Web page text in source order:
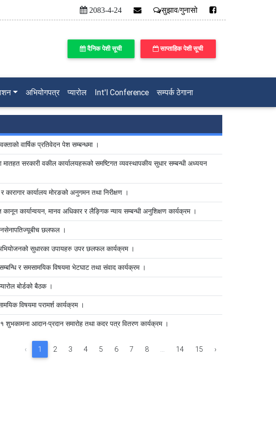
2083-4-24 सुझाव/गुनासो
दैनिक पेशी सूची साप्ताहिक पेशी सूची
अभियोगपत्र प्यारोल Int'l Conference सम्पर्क ठेगाना
वार्षिक प्रतिवेदन पेश सम्बन्धमा ।
मातहत सरकारी वकील कार्यालयहरूको समष्टिगत व्यवस्थापकीय सुधार सम्बन्धी अध्ययन
कारागार कार्यालय मोरङको अनुगमन तथा निरीक्षण ।
कार्यान्वयन, मानव अधिकार र लैङ्गिक न्याय सम्बन्धी अनुशिक्षण कार्यक्रम ।
छलफल ।
सुधारका उपायहरु उपर छलफल कार्यक्रम ।
र समसामयिक विषयमा भेटघाट तथा संवाद कार्यक्रम ।
बोर्डको बैठक ।
विषयमा परामर्श कार्यक्रम ।
शुभकामना आदान-प्रदान समारोह तथा कदर पत्र वितरण कार्यक्रम ।
‹ 1 2 3 4 5 6 7 8 ... 14 15 ›